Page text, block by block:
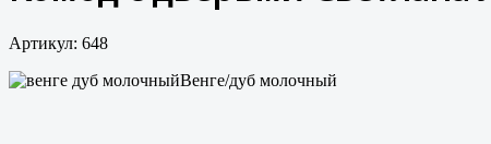
Артикул: 648
Венге/дуб молочный